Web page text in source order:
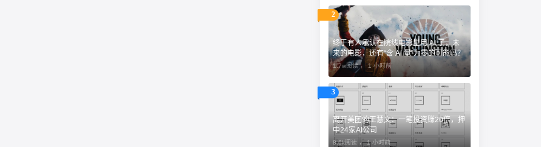
2
终于有人承认在院线电影里用 AI 了，未
来的电影，还有“含 AI 量”为零的可能吗？
1.7w阅读 ，1 小时前
3
离开美团的王慧文：一笔投资赚20倍，押
中24家AI公司
8.6k阅读 ，1 小时前